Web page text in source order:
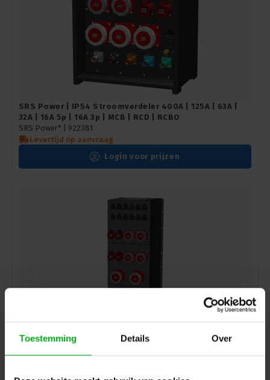
Toestemming Details Over
SRS Power | IP54 Stroomverdeler 400A | 125A | 63A |
32A | 16A 5p | 16A 3p | MCB | RCD | RCBO
SRS Power* | 922381
Levertijd op aanvraag
Login voor prijzen
SRS Power | Stroomverdeler 400A | 125A | 63A | 32A |
Schuko | Main | RCBO
Levertijd op aanvraag